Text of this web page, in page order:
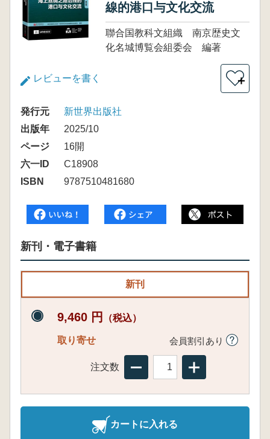
線的港口与文化交流
聯合国教科文組織 南京歴史文
化名城博覧会組委会 編著
レビューを書く ＋
発行元
新世界出版社
出版年
2025/10
ページ
16開
六一ID
C18908
ISBN
9787510481680
新刊・電子書籍
新刊
9,460 円 （税込）
取り寄せ 会員割引あり
注文数
カートに入れる